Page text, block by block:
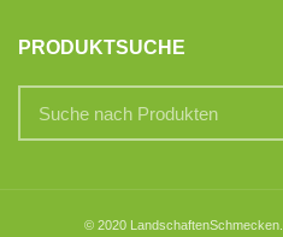
PRODUKTSUCHE
© 2020